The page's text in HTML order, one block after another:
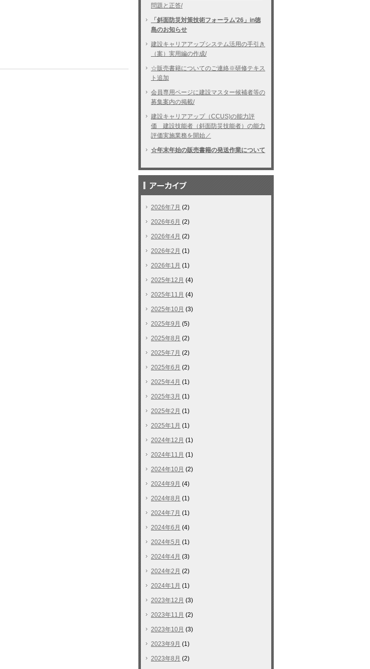
問題と正答/
「斜面防災対策技術フォーラム’26」in徳
島のお知らせ
建設キャリアアップシステム活用の手引き
（案）実用編の作成/
☆販売書籍についてのご連絡※研修テキス
ト追加
会員専用ページに建設マスター候補者等の
募集案内の掲載/
建設キャリアアップ（CCUS)の能力評
価 建設技能者（斜面防災技能者）の能力
評価実施業務を開始／
☆年末年始の販売書籍の発送作業について
2026年7月 (2)
2026年6月 (2)
2026年4月 (2)
2026年2月 (1)
2026年1月 (1)
2025年12月 (4)
2025年11月 (4)
2025年10月 (3)
2025年9月 (5)
2025年8月 (2)
2025年7月 (2)
2025年6月 (2)
2025年4月 (1)
2025年3月 (1)
2025年2月 (1)
2025年1月 (1)
2024年12月 (1)
2024年11月 (1)
2024年10月 (2)
2024年9月 (4)
2024年8月 (1)
2024年7月 (1)
2024年6月 (4)
2024年5月 (1)
2024年4月 (3)
2024年2月 (2)
2024年1月 (1)
2023年12月 (3)
2023年11月 (2)
2023年10月 (3)
2023年9月 (1)
2023年8月 (2)